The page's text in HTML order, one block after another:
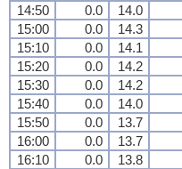
14:50 0.0 14.0
15:00
0.0 14.3
15:10
0.0 14.1
15:20
0.0 14.2
15:30
0.0 14.2
15:40
0.0 14.0
15:50
0.0 13.7
16:00
0.0 13.7
16:10
0.0 13.8